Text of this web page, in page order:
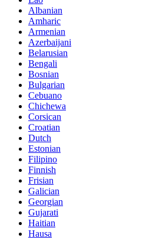
Albanian
Amharic
Armenian
Azerbaijani
Belarusian
Bengali
Bosnian
Bulgarian
Cebuano
Chichewa
Corsican
Croatian
Dutch
Estonian
Filipino
Finnish
Frisian
Galician
Georgian
Gujarati
Haitian
Hausa